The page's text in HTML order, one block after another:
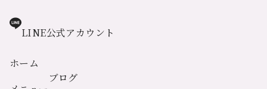
LINE公式アカウント
ホーム
ブログ